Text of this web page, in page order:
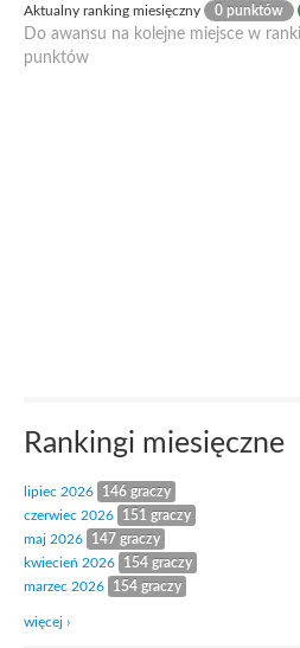
Aktualny ranking miesięczny 0 punktów
Do awansu na kolejne miejsce w
punktów
Rankingi miesięczne
lipiec 2026
146 graczy
czerwiec 2026
151 graczy
maj 2026
147 graczy
kwiecień 2026
154 graczy
marzec 2026
154 graczy
więcej ›